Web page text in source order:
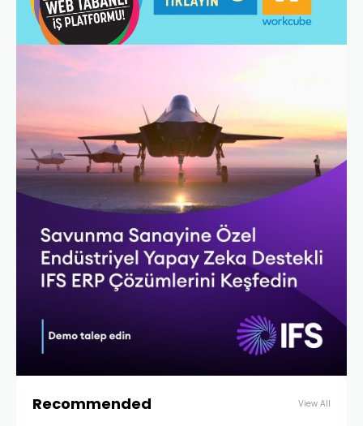
Recommended View All